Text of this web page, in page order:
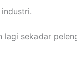
sekadar